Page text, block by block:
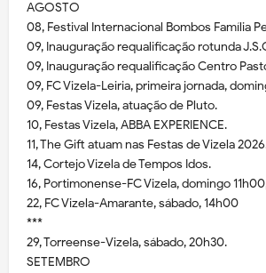
AGOSTO
08, Festival Internacional Bombos Família
09, Inauguração requalificação rotunda
09, Inauguração requalificação Centro
09, FC Vizela-Leiria, primeira jornada,
09, Festas Vizela, atuação de Pluto.
10, Festas Vizela, ABBA EXPERIENCE.
11, The Gift atuam nas Festas de Vizela
14, Cortejo Vizela de Tempos Idos.
16, Portimonense-FC Vizela, domingo
22, FC Vizela-Amarante, sábado, 14h00
***
29, Torreense-Vizela, sábado, 20h30.
SETEMBRO